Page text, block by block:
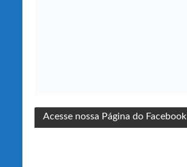
Acesse nossa Página do Facebook